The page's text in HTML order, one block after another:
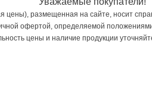
цены), размещенная на сайте, носит
офертой, определяемой
цены и наличие продукции